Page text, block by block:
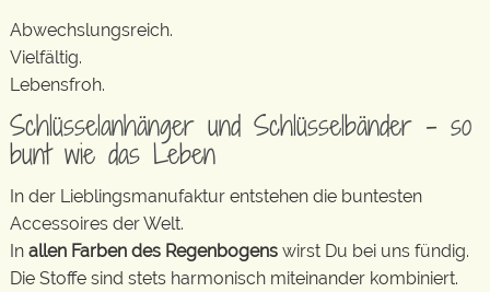
Abwechslungsreich.
Vielfältig.
Lebensfroh.
Schlüsselanhänger und Schlüsselbänder – so
bunt wie das Leben
In der Lieblingsmanufaktur entstehen die buntesten
Accessoires der Welt.
In allen Farben des Regenbogens wirst Du bei uns fündig.
Die Stoffe sind stets harmonisch miteinander kombiniert.